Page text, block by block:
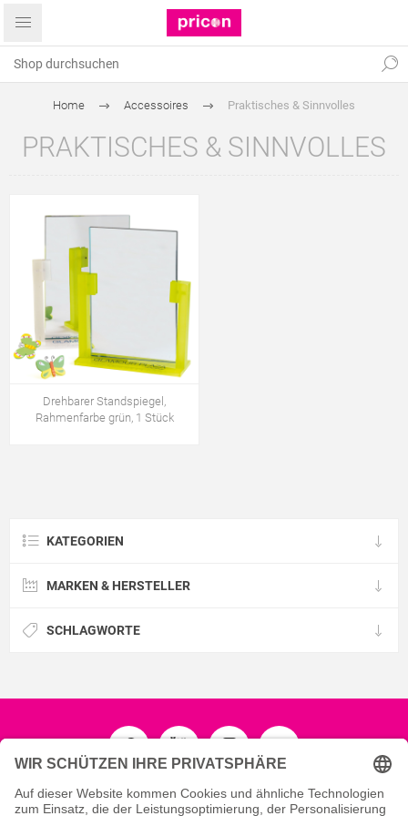
Home Accessoires Praktisches & Sinnvolles
PRAKTISCHES & SINNVOLLES
Drehbarer Standspiegel,
Rahmenfarbe grün, 1 Stück
KATEGORIEN
MARKEN & HERSTELLER
SCHLAGWORTE